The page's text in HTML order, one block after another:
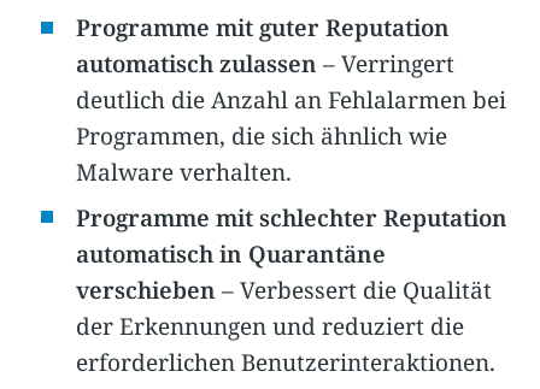
Programme mit guter Reputation
automatisch zulassen – Verringert
deutlich die Anzahl an Fehlalarmen bei
Programmen, die sich ähnlich wie
Malware verhalten.
Programme mit schlechter Reputation
automatisch in Quarantäne
verschieben – Verbessert die Qualität
der Erkennungen und reduziert die
erforderlichen Benutzerinteraktionen.